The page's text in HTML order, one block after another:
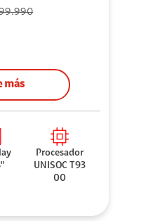
más
Procesador
UNISOC T93
00